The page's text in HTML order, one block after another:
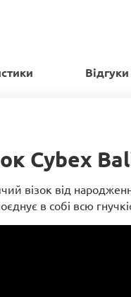
Cybex
візок від
в собі всю